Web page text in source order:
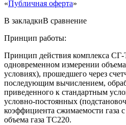
«Публичная оферта»
В закладкиВ сравнение
Принцип работы:
Принцип действия комплекса
одновременном измерении
условиях), прошедшего через
последующим вычислением,
приведенного к стандартным
условно-постоянных
коэффициента сжимаемости газа
объема газа ТС220.